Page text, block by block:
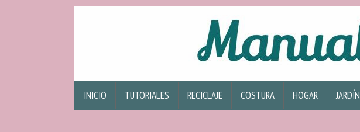
INICIO TUTORIALES RECICLAJE COSTURA HOGAR JARDÍN